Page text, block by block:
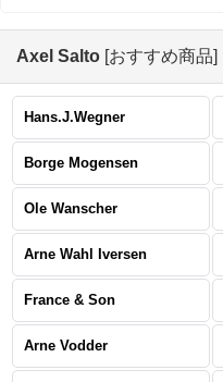
Axel Salto [おすすめ商品]
Hans.J.Wegner
Borge Mogensen
Ole Wanscher
Arne Wahl Iversen
France & Son
Arne Vodder